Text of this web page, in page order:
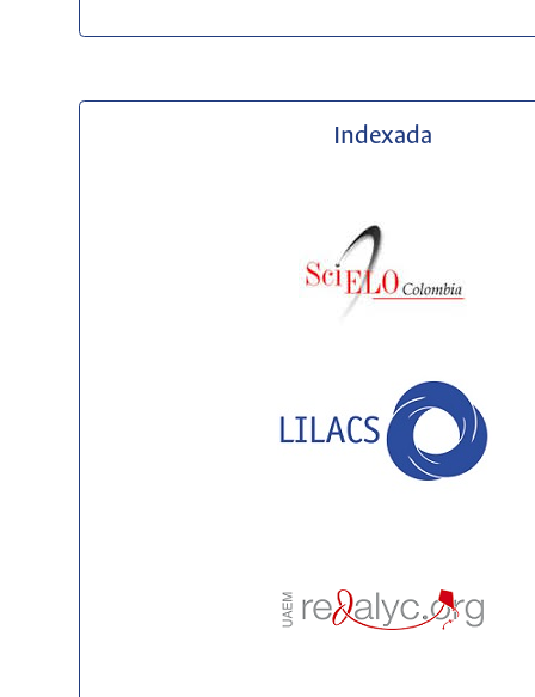
Indexada